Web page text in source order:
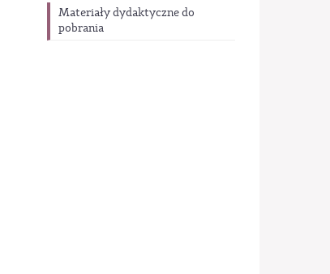
Materiały dydaktyczne do
pobrania